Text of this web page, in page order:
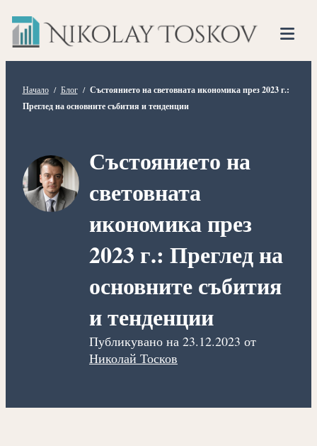
Прескочете
към
съдържанието
Финансов
Начало / Блог / Състоянието на световната икономика през 2023 г.:
Преглед на основните събития и тенденции
Състоянието на
световната
икономика през
2023 г.: Преглед на
основните събития
и тенденции
Публикувано на 23.12.2023 от
Николай Тосков